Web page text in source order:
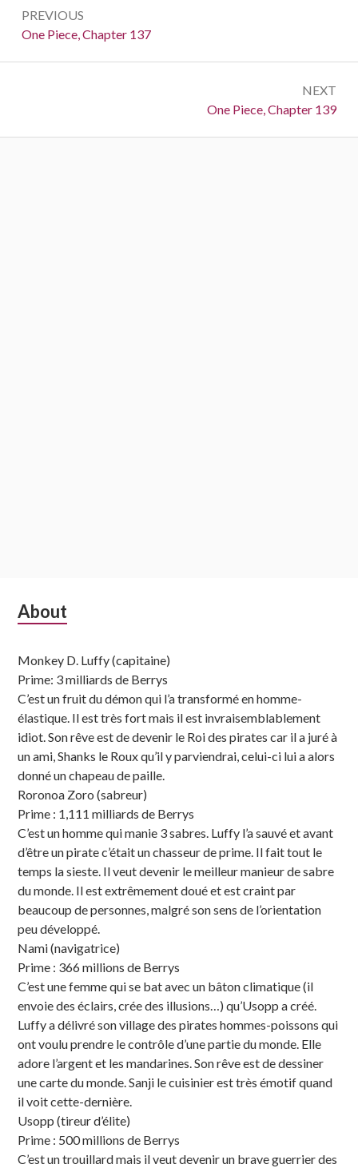
navigation
PREVIOUS
Previous:
One Piece, Chapter 137
NEXT
Next:
One Piece, Chapter 139
Subsidiary
About
Monkey D. Luffy (capitaine)
Prime: 3 milliards de Berrys
C’est un fruit du démon qui l’a transformé en homme-
élastique. Il est très fort mais il est invraisemblablement
idiot. Son rêve est de devenir le Roi des pirates car il a juré à
un ami, Shanks le Roux qu’il y parviendrai, celui-ci lui a alors
donné un chapeau de paille.
Roronoa Zoro (sabreur)
Prime : 1,111 milliards de Berrys
C’est un homme qui manie 3 sabres. Luffy l’a sauvé et avant
d’être un pirate c’était un chasseur de prime. Il fait tout le
temps la sieste. Il veut devenir le meilleur manieur de sabre
du monde. Il est extrêmement doué et est craint par
beaucoup de personnes, malgré son sens de l’orientation
peu développé.
Nami (navigatrice)
Prime : 366 millions de Berrys
C’est une femme qui se bat avec un bâton climatique (il
envoie des éclairs, crée des illusions…) qu’Usopp a créé.
Luffy a délivré son village des pirates hommes-poissons qui
ont voulu prendre le contrôle d’une partie du monde. Elle
adore l’argent et les mandarines. Son rêve est de dessiner
une carte du monde. Sanji le cuisinier est très émotif quand
il voit cette-dernière.
Usopp (tireur d’élite)
Prime : 500 millions de Berrys
C’est un trouillard mais il veut devenir un brave guerrier des